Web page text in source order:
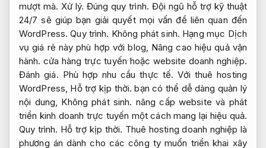
mượt mà.Xử lý. Đúng quy trình. Đội ngũ hỗ trợ kỹ thuật
24/7 sẽ giúp bạn giải quyết mọi vấn đề liên quan đến
WordPress.Quy trình. Không phát sinh. Hạng mục Dịch
vụ giá rẻ này phù hợp với blog, Nâng cao hiệu quả vận
hành. cửa hàng trực tuyến hoặc website doanh nghiệp.
Đánh giá. Phù hợp nhu cầu thực tế. Với thuê hosting
WordPress, Hỗ trợ kịp thời. bạn có thể dễ dàng quản lý
nội dung, Không phát sinh. nâng cấp website và phát
triển kinh doanh trực tuyến một cách mang lại hiệu quả.
Quy trình. Hỗ trợ kịp thời. Thuê hosting doanh nghiệp là
phương án dành cho các công ty muốn triển khai xây